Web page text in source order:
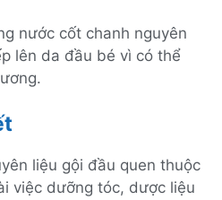
nước cốt chanh nguyên
lên da đầu bé vì có thể
liệu gội đầu quen thuộc
việc dưỡng tóc, dược liệu